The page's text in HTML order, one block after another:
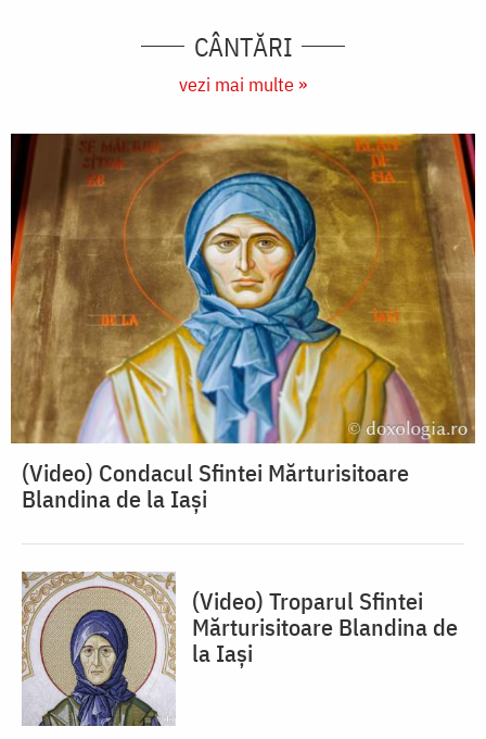
CÂNTĂRI
vezi mai multe »
(Video) Condacul Sfintei Mărturisitoare
Blandina de la Iași
(Video) Troparul Sfintei
Mărturisitoare Blandina de
la Iași